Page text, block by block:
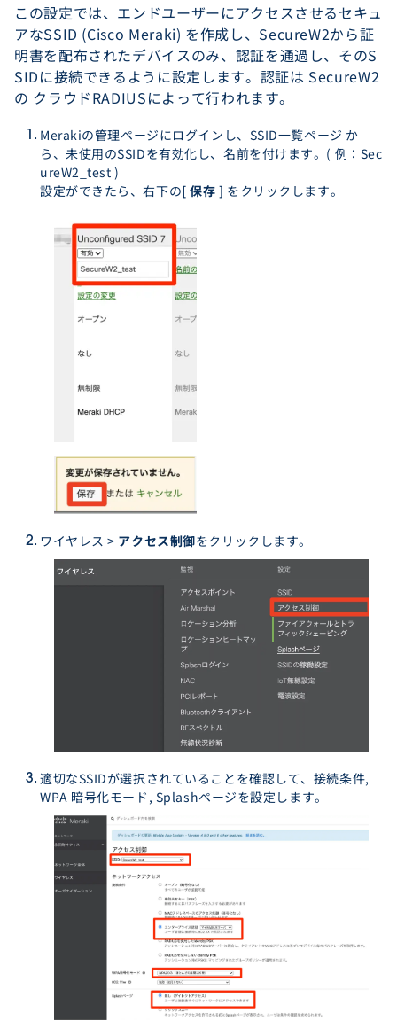
この設定では、エンドユーザーにアクセスさせるセキュ
アなSSID (Cisco Meraki) を作成し、SecureW2から証
明書を配布されたデバイスのみ、認証を通過し、そのS
SIDに接続できるように設定します。認証は SecureW2
の クラウドRADIUSによって行われます。
Merakiの管理ページにログインし、SSID一覧ページ か
ら、未使用のSSIDを有効化し、名前を付けます。( 例：Sec
ureW2_test )
設定ができたら、右下の[ 保存 ] をクリックします。
ワイヤレス > アクセス制御をクリックします。
適切なSSIDが選択されていることを確認して、接続条件,
WPA 暗号化モード, Splashページを設定します。